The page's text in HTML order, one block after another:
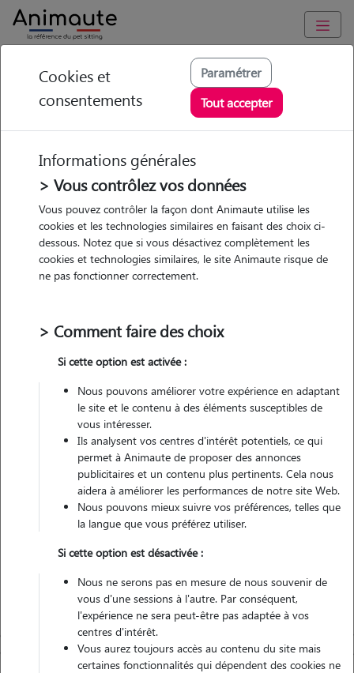
Animaute Provence Alpes Côte d'Azur /Bouches-du-Rhône
Marseille 9e Arrondissement
Nicolas - Petsitter à
MARSEILLE 09
• 32 ans
Garde
chez le Pet Sitter
8 animaux
Véhiculé
Contacter
L'envoi d'une demande est sans engagement
Cookies et
consentements
Paramétrer
Tout accepter
Informations générales
> Vous contrôlez vos données
Vous pouvez contrôler la façon dont Animaute utilise les
cookies et les technologies similaires en faisant des choix ci-
dessous. Notez que si vous désactivez complètement les
cookies et technologies similaires, le site Animaute risque de
ne pas fonctionner correctement.
> Comment faire des choix
Si cette option est activée :
Nous pouvons améliorer votre expérience en adaptant
le site et le contenu à des éléments susceptibles de
vous intéresser.
Ils analysent vos centres d'intérêt potentiels, ce qui
permet à Animaute de proposer des annonces
publicitaires et un contenu plus pertinents. Cela nous
aidera à améliorer les performances de notre site Web.
Nous pouvons mieux suivre vos préférences, telles que
la langue que vous préférez utiliser.
Si cette option est désactivée :
Nous ne serons pas en mesure de nous souvenir de
vous d'une sessions à l'autre. Par conséquent,
l'expérience ne sera peut-être pas adaptée à vos
centres d'intérêt.
Vous aurez toujours accès au contenu du site mais
certaines fonctionnalités qui dépendent des cookies ne